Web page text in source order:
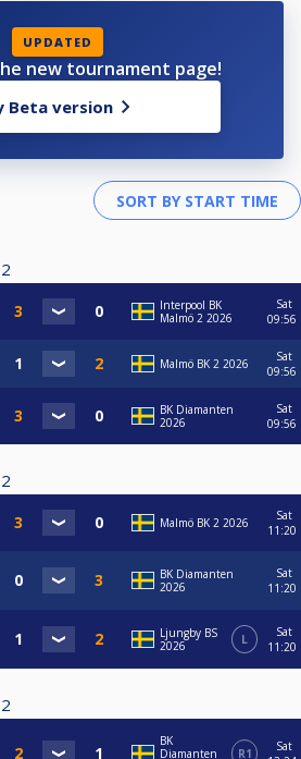
UPDATED
new tournament page!
Beta version
2
Interpool BK
Malmö 2 2026
Sat
09:56
Malmö BK 2 2026
Sat
09:56
BK Diamanten
2026
Sat
09:56
2
Malmö BK 2 2026
Sat
11:20
BK Diamanten
2026
Sat
11:20
Ljungby BS
2026
L
Sat
11:20
2
BK
Diamanten
R1
Sat